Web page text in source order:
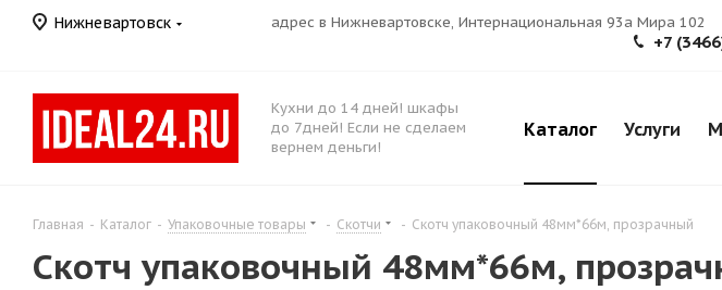
Нижневартовск адрес в Нижневартовске, Интернациональная 93а Мира 102
+7
Кухни до 14 дней! шкафы
до 7дней! Если не сделаем
вернем деньги!
Каталог Услуги
Главная - Каталог - Упаковочные товары - Скотчи - Скотч упаковочный 48мм*66м, прозрачный
Скотч упаковочный 48мм*66м,